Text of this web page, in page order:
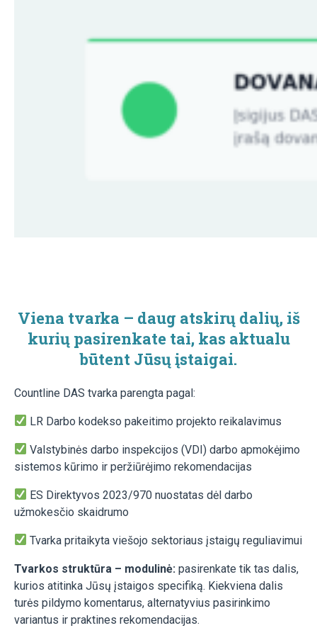
Viena tvarka – daug atskirų dalių, iš
kurių pasirenkate tai, kas aktualu
būtent Jūsų įstaigai.
Countline DAS tvarka parengta pagal:
LR Darbo kodekso pakeitimo projekto reikalavimus
Valstybinės darbo inspekcijos (VDI) darbo apmokėjimo
sistemos kūrimo ir peržiūrėjimo rekomendacijas
ES Direktyvos 2023/970 nuostatas dėl darbo
užmokesčio skaidrumo
Tvarka pritaikyta viešojo sektoriaus įstaigų reguliavimui
Tvarkos struktūra – modulinė: pasirenkate tik tas dalis,
kurios atitinka Jūsų įstaigos specifiką. Kiekviena dalis
turės pildymo komentarus, alternatyvius pasirinkimo
variantus ir praktines rekomendacijas.